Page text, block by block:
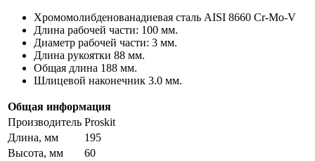
Хромомолибденованадиевая сталь AISI 8660 Cr-Mo-V
Длина рабочей части: 100 мм.
Диаметр рабочей части: 3 мм.
Длина рукоятки 88 мм.
Общая длина 188 мм.
Шлицевой наконечник 3.0 мм.
Общая информация
Производитель Proskit
Длина, мм
195
Высота, мм
60